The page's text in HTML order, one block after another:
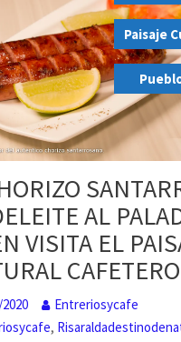
Paisaje
AL
VISITA EL
CAFETERO
Entreriosycafe
,